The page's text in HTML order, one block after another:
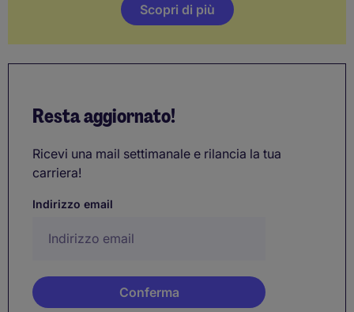
Scopri di più
Resta aggiornato!
Ricevi una mail settimanale e rilancia la tua
carriera!
Indirizzo email